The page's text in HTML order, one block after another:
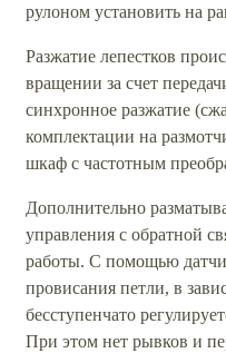
рулоном установить на
Разжатие лепестков
вращении за счет
синхронное разжатие
комплектации на
шкаф с частотным
Дополнительно
управления с обратной
работы. С помощью
провисания петли, в
бесступенчато
При этом нет рывков и